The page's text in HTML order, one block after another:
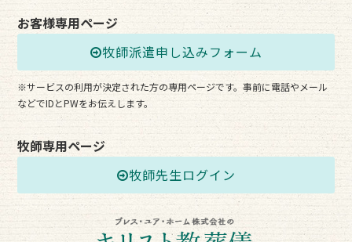
お客様専用ページ
牧師派遣申し込みフォーム
※サービスの利用が決定された方の専用ページです。事前に電話やメール
などでIDとPWをお伝えします。
牧師専用ページ
牧師先生ログイン